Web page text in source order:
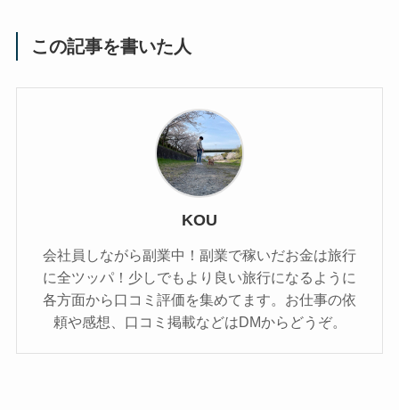
この記事を書いた人
KOU
会社員しながら副業中！副業で稼いだお金は旅行
に全ツッパ！少しでもより良い旅行になるように
各方面から口コミ評価を集めてます。お仕事の依
頼や感想、口コミ掲載などはDMからどうぞ。